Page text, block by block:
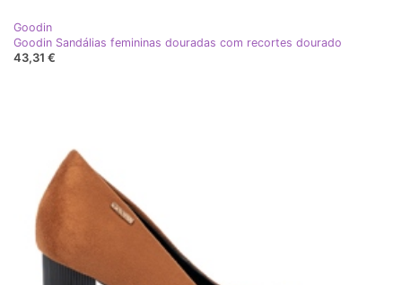
Goodin
Goodin Sandálias femininas douradas com recortes dourado
43,31 €